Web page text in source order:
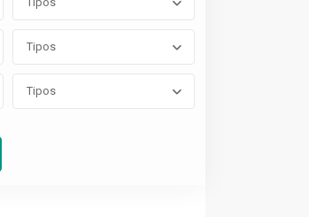
Tipos
Tipos